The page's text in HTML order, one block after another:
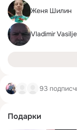
Женя Шилин
Vladimir
93
Подарки